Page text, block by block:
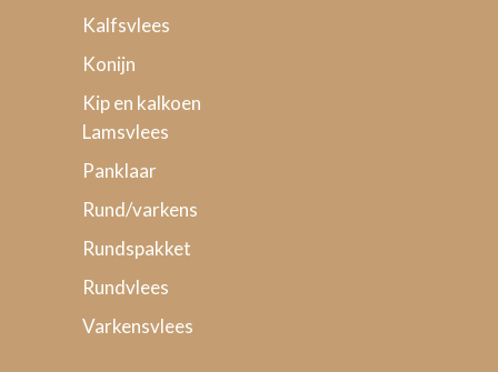
Kalfsvlees
Konijn
Kip en kalkoen
Lamsvlees
Panklaar
Rund/varkens
Rundspakket
Rundvlees
Varkensvlees